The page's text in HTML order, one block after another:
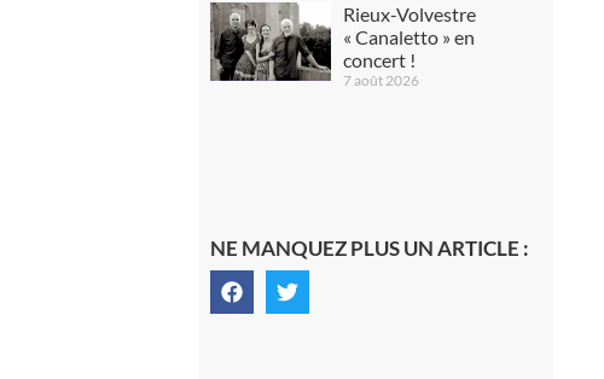
Rieux-Volvestre
« Canaletto » en
concert !
7 août 2026
NE MANQUEZ PLUS UN ARTICLE :